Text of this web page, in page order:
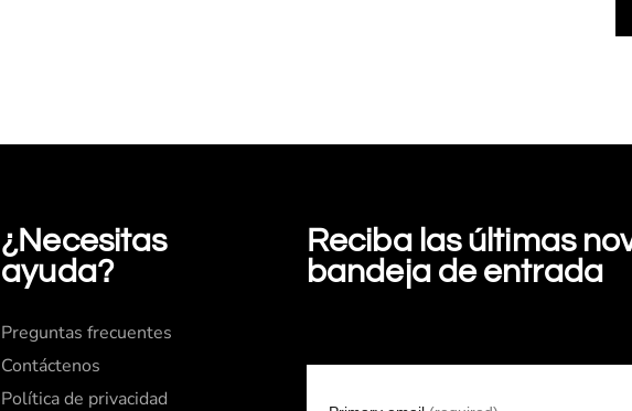
¿Necesitas
ayuda?
Preguntas frecuentes
Contáctenos
Política de privacidad
Reciba las últimas
bandeja de entrada